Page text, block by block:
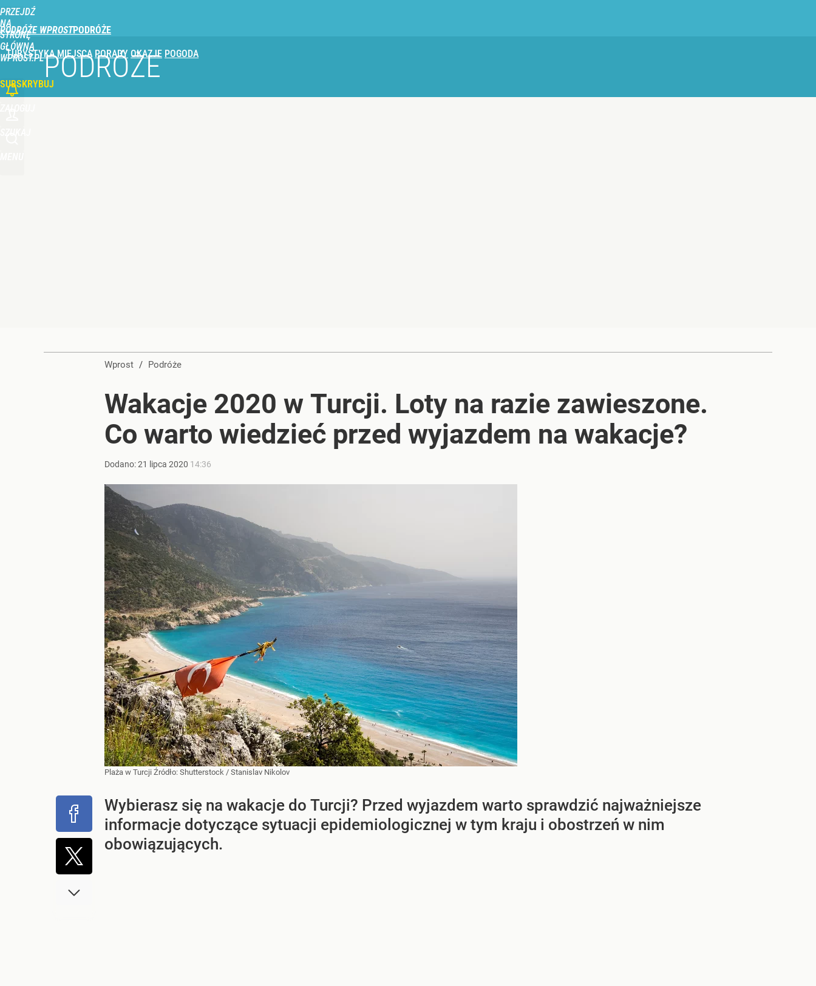
PRZEJDŹ
NA
STRONĘ
GŁÓWNĄ
WPROST.PL
PODRÓŻE WPROST
TURYSTYKA MIEJSCA PORADY OKAZJE POGODA
SUBSKRYBUJPODRÓŻE
Wprost / Podróże
Wakacje 2020 w Turcji. Loty na razie zawieszone.
Co warto wiedzieć przed wyjazdem na wakacje?
Dodano:21 lipca 2020 14:36
Plaża w Turcji Źródło: Shutterstock / Stanislav Nikolov
Wybierasz się na wakacje do Turcji? Przed wyjazdem warto sprawdzić najważniejsze
informacje dotyczące sytuacji epidemiologicznej w tym kraju i obostrzeń w nim
obowiązujących.